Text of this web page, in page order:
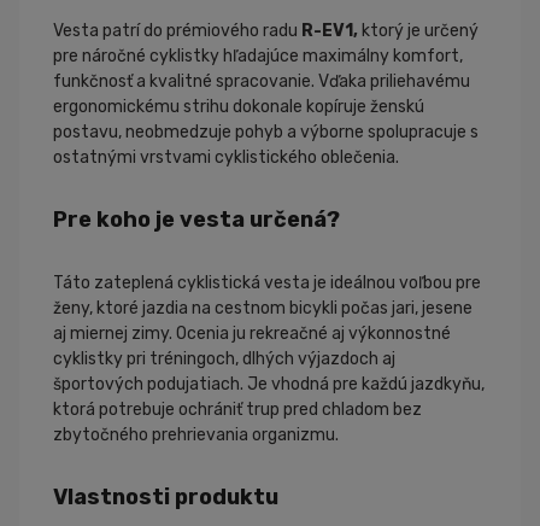
Vesta patrí do prémiového radu R-EV1, ktorý je určený
pre náročné cyklistky hľadajúce maximálny komfort,
funkčnosť a kvalitné spracovanie. Vďaka priliehavému
ergonomickému strihu dokonale kopíruje ženskú
postavu, neobmedzuje pohyb a výborne spolupracuje s
ostatnými vrstvami cyklistického oblečenia.
Pre koho je vesta určená?
Táto zateplená cyklistická vesta je ideálnou voľbou pre
ženy, ktoré jazdia na cestnom bicykli počas jari, jesene
aj miernej zimy. Ocenia ju rekreačné aj výkonnostné
cyklistky pri tréningoch, dlhých výjazdoch aj
športových podujatiach. Je vhodná pre každú jazdkyňu,
ktorá potrebuje ochrániť trup pred chladom bez
zbytočného prehrievania organizmu.
Vlastnosti produktu